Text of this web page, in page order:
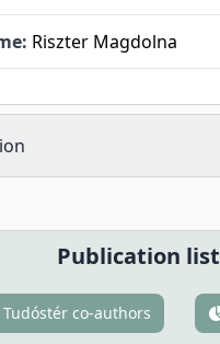
Riszter Magdolna
Publication list
Tudóstér co-authors